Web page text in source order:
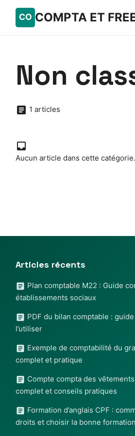
COMPTA ET
Non
1 articles
Aucun article dans cette catégorie.
Articles récents
Plan comptable M22 : Guide
établissements sociaux
PDF du bilan comptable :
l’utiliser
Exemple de comptabilité du
complet et pratique
Compte compta des
complet et conseils pratiques
Formation d’anglais CPF :
droits et choisir la bonne